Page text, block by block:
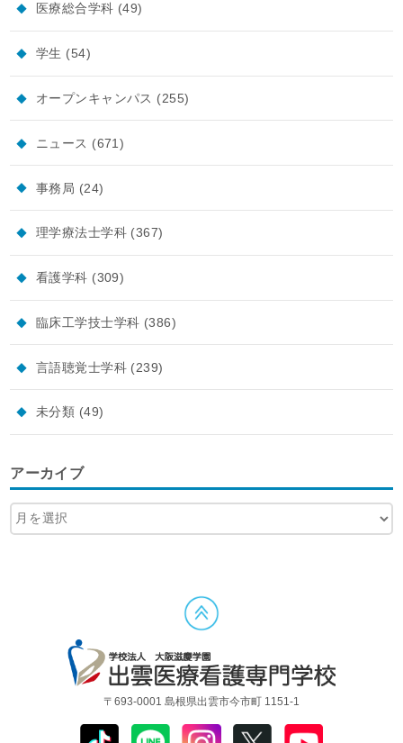
医療総合学科 (49)
学生 (54)
オープンキャンパス (255)
ニュース (671)
事務局 (24)
理学療法士学科 (367)
看護学科 (309)
臨床工学技士学科 (386)
言語聴覚士学科 (239)
未分類 (49)
アーカイブ
〒693-0001 島根県出雲市今市町 1151-1